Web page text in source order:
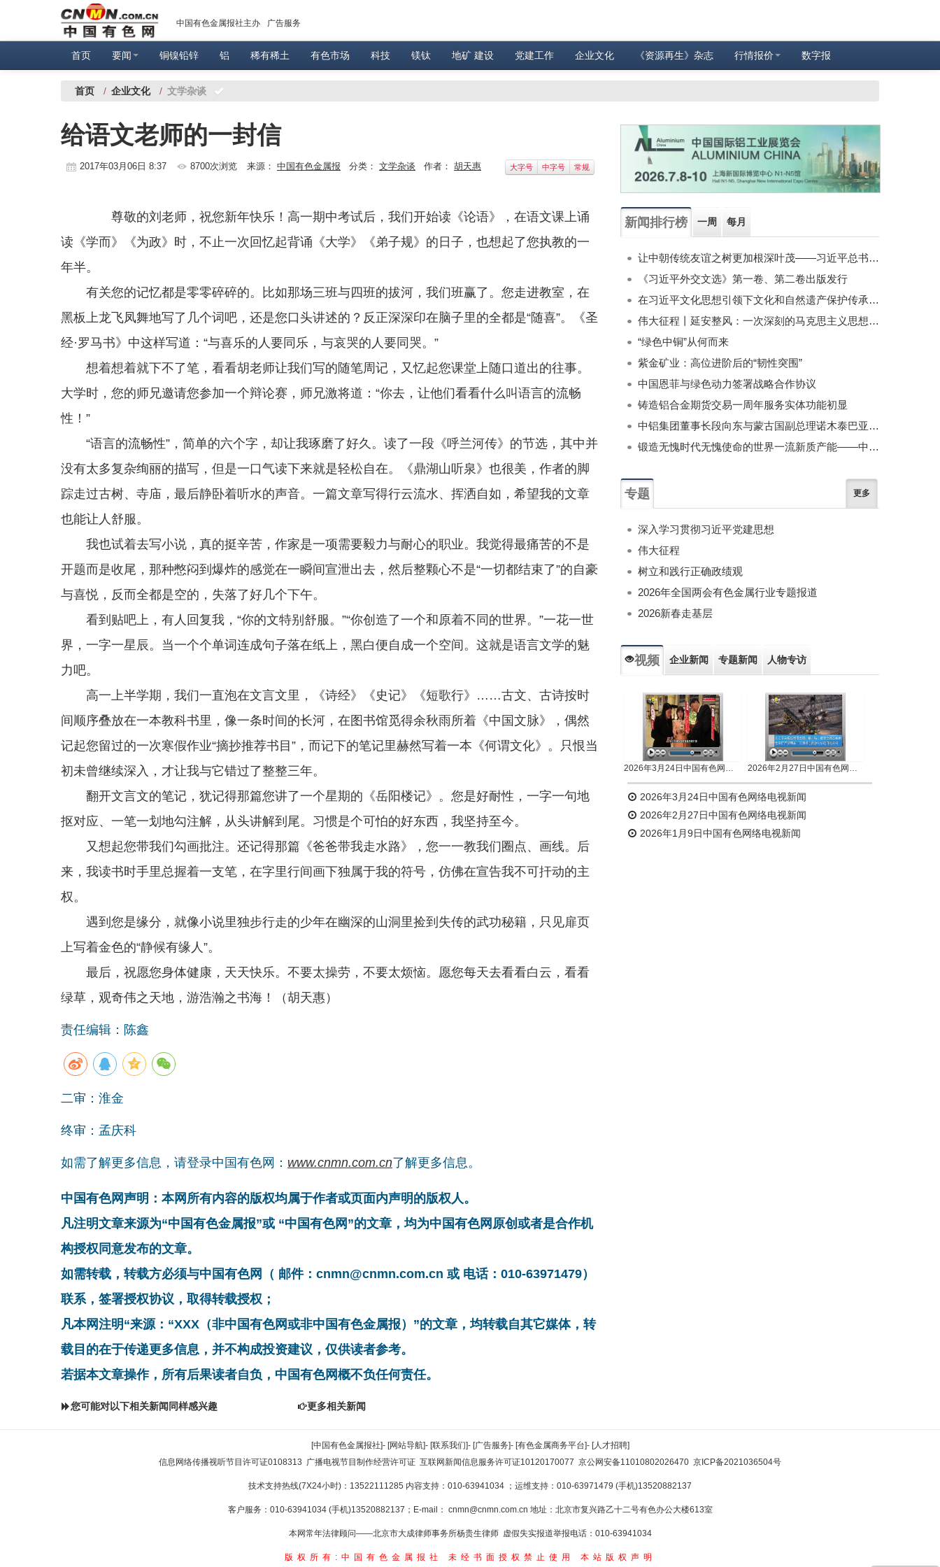
中国有色金属报社主办 广告服务
首页 要闻 铜镍铅锌 铝 稀有稀土 有色市场 科技 镁钛 地矿 建设 党建工作 企业文化 《资源再生》杂志 行情报价 数字报
首页 / 企业文化 / 文学杂谈
给语文老师的一封信
2017年03月06日 8:37 8700次浏览 来源： 中国有色金属报 分类： 文学杂谈 作者： 胡天惠 大字号 中字号 常规
尊敬的刘老师，祝您新年快乐！高一期中考试后，我们开始读《论语》，在语文课上诵
读《学而》《为政》时，不止一次回忆起背诵《大学》《弟子规》的日子，也想起了您执教的一
年半。
有关您的记忆都是零零碎碎的。比如那场三班与四班的拔河，我们班赢了。您走进教室，在
黑板上龙飞凤舞地写了几个词吧，还是您口头讲述的？反正深深印在脑子里的全都是“随喜”。《圣
经·罗马书》中这样写道：“与喜乐的人要同乐，与哀哭的人要同哭。”
想着想着就下不了笔，看看胡老师让我们写的随笔周记，又忆起您课堂上随口道出的往事。
大学时，您的师兄邀请您参加一个辩论赛，师兄激将道：“你去，让他们看看什么叫语言的流畅
性！”
“语言的流畅性”，简单的六个字，却让我琢磨了好久。读了一段《呼兰河传》的节选，其中并
没有太多复杂绚丽的描写，但是一口气读下来就是轻松自在。《鼎湖山听泉》也很美，作者的脚
踪走过古树、寺庙，最后静卧着听水的声音。一篇文章写得行云流水、挥洒自如，希望我的文章
也能让人舒服。
我也试着去写小说，真的挺辛苦，作家是一项需要毅力与耐心的职业。我觉得最痛苦的不是
开题而是收尾，那种憋闷到爆炸的感觉在一瞬间宣泄出去，然后整颗心不是“一切都结束了”的自豪
与喜悦，反而全都是空的，失落了好几个下午。
看到贴吧上，有人回复我，“你的文特别舒服。”“你创造了一个和原着不同的世界。”一花一世
界，一字一星辰。当一个个单词连成句子落在纸上，黑白便自成一个空间。这就是语言文学的魅
力吧。
高一上半学期，我们一直泡在文言文里，《诗经》《史记》《短歌行》……古文、古诗按时
间顺序叠放在一本教科书里，像一条时间的长河，在图书馆觅得余秋雨所着《中国文脉》，偶然
记起您留过的一次寒假作业“摘抄推荐书目”，而记下的笔记里赫然写着一本《何谓文化》。只恨当
初未曾继续深入，才让我与它错过了整整三年。
翻开文言文的笔记，犹记得那篇您讲了一个星期的《岳阳楼记》。您是好耐性，一字一句地
抠对应、一笔一划地勾注解，从头讲解到尾。习惯是个可怕的好东西，我坚持至今。
又想起您带我们勾画批注。还记得那篇《爸爸带我走水路》，您一一教我们圈点、画线。后
来，我读书时手里总握着一支笔，在字里行间画下独属于我的符号，仿佛在宣告我不可扞动的主
权。
遇到您是缘分，就像小说里独步行走的少年在幽深的山洞里捡到失传的武功秘籍，只见扉页
上写着金色的“静候有缘人”。
最后，祝愿您身体健康，天天快乐。不要太操劳，不要太烦恼。愿您每天去看看白云，看看
绿草，观奇伟之天地，游浩瀚之书海！（胡天惠）
责任编辑：陈鑫
二审：淮金
终审：孟庆科
如需了解更多信息，请登录中国有色网： www.cnmn.com.cn了解更多信息。
中国有色网声明：本网所有内容的版权均属于作者或页面内声明的版权人。
凡注明文章来源为“中国有色金属报”或 “中国有色网”的文章，均为中国有色网原创或者是合作机
构授权同意发布的文章。
如需转载，转载方必须与中国有色网（ 邮件：cnmn@cnmn.com.cn 或 电话：010-63971479）
联系，签署授权协议，取得转载授权；
凡本网注明“来源：“XXX（非中国有色网或非中国有色金属报）”的文章，均转载自其它媒体，转
载目的在于传递更多信息，并不构成投资建议，仅供读者参考。
若据本文章操作，所有后果读者自负，中国有色网概不负任何责任。
您可能对以下相关新闻同样感兴趣 更多相关新闻
新闻排行榜 一周 每月
让中朝传统友谊之树更加根深叶茂——习近平总书记对朝鲜进行国事访问纪实
《习近平外交文选》第一卷、第二卷出版发行
在习近平文化思想引领下文化和自然遗产保护传承利用工作开创新局面
伟大征程丨延安整风：一次深刻的马克思主义思想教育运动
“绿色中铜”从何而来
紫金矿业：高位进阶后的“韧性突围”
中国恩菲与绿色动力签署战略合作协议
铸造铝合金期货交易一周年服务实体功能初显
中铝集团董事长段向东与蒙古国副总理诺木泰巴亚尔举行会谈
锻造无愧时代无愧使命的世界一流新质产能——中国有色金属工业的战略应对与破局之道（二）
专题 更多
深入学习贯彻习近平党建思想
伟大征程
树立和践行正确政绩观
2026年全国两会有色金属行业专题报道
2026新春走基层
视频 企业新闻 专题新闻 人物专访
2026年3月24日中国有色网络电视新闻 2026年2月27日中国有色网络电视新闻
2026年3月24日中国有色网络电视新闻
2026年2月27日中国有色网络电视新闻
2026年1月9日中国有色网络电视新闻
[中国有色金属报社]- [网站导航]- [联系我们]- [广告服务]- [有色金属商务平台]- [人才招聘]
信息网络传播视听节目许可证0108313 广播电视节目制作经营许可证 互联网新闻信息服务许可证10120170077 京公网安备11010802026470 京ICP备2021036504号
技术支持热线(7X24小时)：13522111285 内容支持：010-63941034 ；运维支持：010-63971479 (手机)13520882137
客户服务：010-63941034 (手机)13520882137；E-mail： cnmn@cnmn.com.cn 地址：北京市复兴路乙十二号有色办公大楼613室
本网常年法律顾问——北京市大成律师事务所杨贵生律师 虚假失实报道举报电话：010-63941034
版权所有:中国有色金属报社 未经书面授权禁止使用 本站版权声明